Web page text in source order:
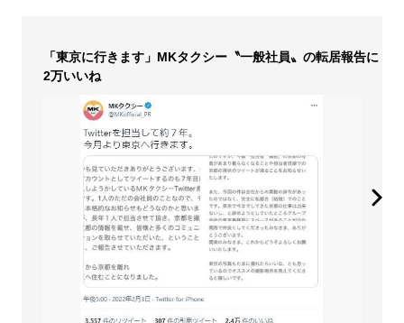
「東京に行きます」MKタクシー〝一般社員〟の転居報告に
2万いいね